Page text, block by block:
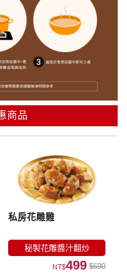
商品
私房花雕雞
秘製花雕醬汁翻炒
NT$499 $690